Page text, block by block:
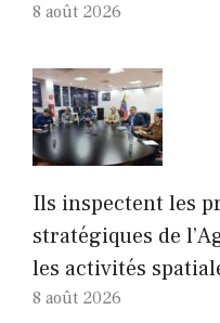
8 août 2026
Ils inspectent les
stratégiques de
les activités
8 août 2026